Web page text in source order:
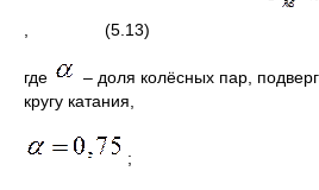
, (5.13)
где
– доля колёсных пар,
кругу катания,
;